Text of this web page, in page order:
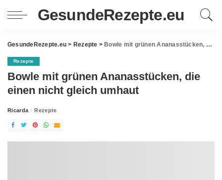
GesundeRezepte.eu
GesundeRezepte.eu > Rezepte > Bowle mit grünen Ananasstücken, die einen nicht gleich umhaut
Rezepte
Bowle mit grünen Ananasstücken, die
einen nicht gleich umhaut
Posted
Ricarda Rezepte